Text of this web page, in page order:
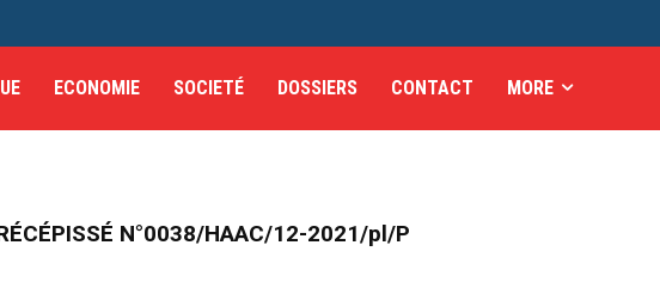
ECONOMIE SOCIETÉ DOSSIERS CONTACT MORE
N°0038/HAAC/12-2021/pl/P